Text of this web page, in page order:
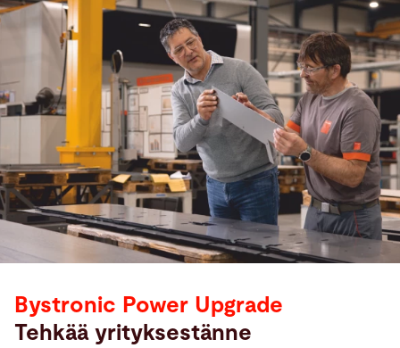
Bystronic Power Upgrade
Tehkää yrityksestänne